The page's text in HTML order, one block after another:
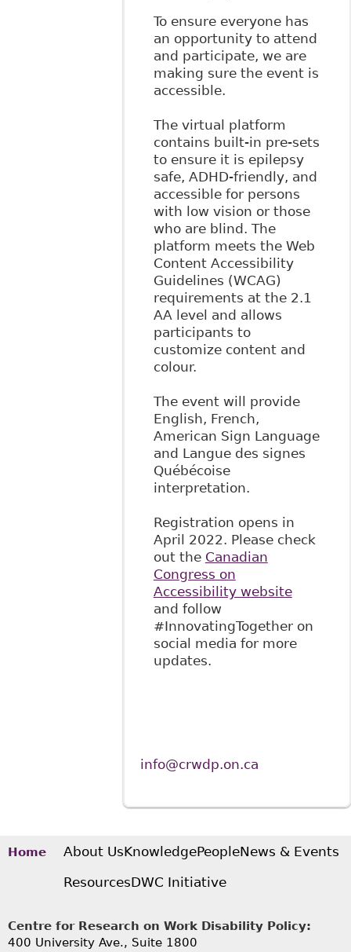
To ensure everyone has
an opportunity to attend
and participate, we are
making sure the event is
accessible.
The virtual platform
contains built-in pre-sets
to ensure it is epilepsy
safe, ADHD-friendly, and
accessible for persons
with low vision or those
who are blind. The
platform meets the Web
Content Accessibility
Guidelines (WCAG)
requirements at the 2.1
AA level and allows
participants to
customize content and
colour.
The event will provide
English, French,
American Sign Language
and Langue des signes
Québécoise
interpretation.
Registration opens in
April 2022. Please check
out the Canadian
Congress on
Accessibility website
and follow
#InnovatingTogether on
social media for more
updates.
info@crwdp.on.ca
Home About UsKnowledgePeopleNews & Events
ResourcesDWC Initiative
Centre for Research on Work Disability Policy:
400 University Ave., Suite 1800